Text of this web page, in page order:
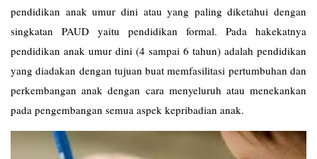
pendidikan anak umur dini atau yang paling diketahui dengan
singkatan PAUD yaitu pendidikan formal. Pada hakekatnya
pendidikan anak umur dini (4 sampai 6 tahun) adalah pendidikan
yang diadakan dengan tujuan buat memfasilitasi pertumbuhan dan
perkembangan anak dengan cara menyeluruh atau menekankan
pada pengembangan semua aspek kepribadian anak.